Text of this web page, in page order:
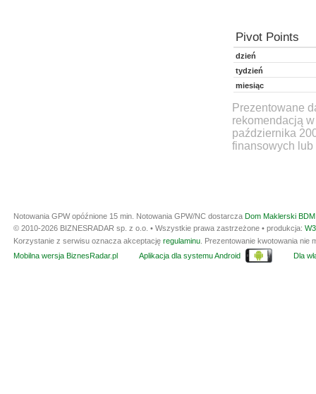
Pivot Points
dzień
tydzień
miesiąc
Prezentowane
rekomendacją
października
finansowych lub
Notowania GPW opóźnione 15 min. Notowania GPW/NC dostarcza Dom Maklerski
© 2010-2026 BIZNESRADAR sp. z o.o. • Wszystkie prawa zastrzeżone • produkcja:
Korzystanie z serwisu oznacza akceptację regulaminu . Prezentowanie kwotowania
Mobilna wersja BiznesRadar.pl
Aplikacja dla systemu Android Dla